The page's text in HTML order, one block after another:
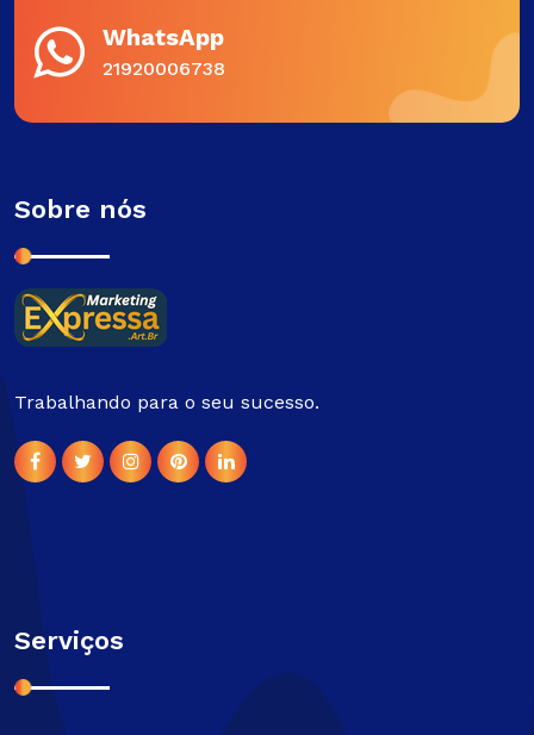
WhatsApp
21920006738
Sobre nós
Trabalhando para o seu sucesso.
Serviços